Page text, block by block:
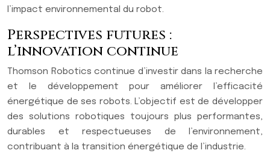
l’impact environnemental du robot.
Perspectives futures :
l’innovation continue
Thomson Robotics continue d’investir dans la recherche
et le développement pour améliorer l’efficacité
énergétique de ses robots. L’objectif est de développer
des solutions robotiques toujours plus performantes,
durables et respectueuses de l’environnement,
contribuant à la transition énergétique de l’industrie.